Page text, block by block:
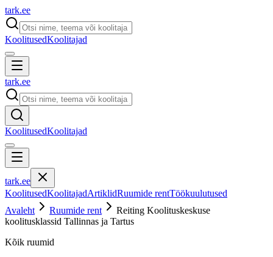
tark.ee
KoolitusedKoolitajad
tark.ee
KoolitusedKoolitajad
tark.ee
KoolitusedKoolitajadArtiklidRuumide rentTöökuulutused
Avaleht
Ruumide rent
Reiting Koolituskeskuse
koolitusklassid Tallinnas ja Tartus
Kõik ruumid